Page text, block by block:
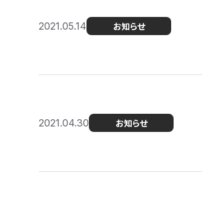
2021.05.14 お知らせ
2021.04.30 お知らせ